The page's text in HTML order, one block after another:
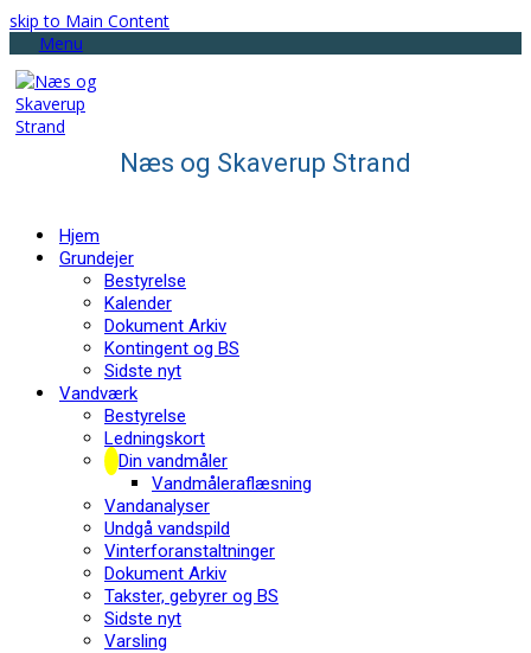
skip to Main Content
Menu
Næs og Skaverup Strand
Hjem
Grundejer
Bestyrelse
Kalender
Dokument Arkiv
Kontingent og BS
Sidste nyt
Vandværk
Bestyrelse
Ledningskort
Din vandmåler
Vandmåleraflæsning
Vandanalyser
Undgå vandspild
Vinterforanstaltninger
Dokument Arkiv
Takster, gebyrer og BS
Sidste nyt
Varsling